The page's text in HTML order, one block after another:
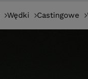
Wędki Castingowe